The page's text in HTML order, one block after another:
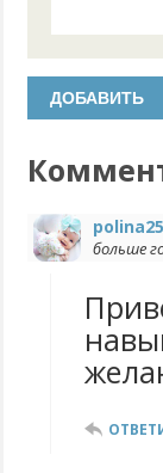
polina25
больше